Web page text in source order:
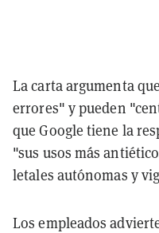
La carta argumenta
errores" y pueden
que Google tiene la
"sus usos más
letales autónomas y
Los empleados